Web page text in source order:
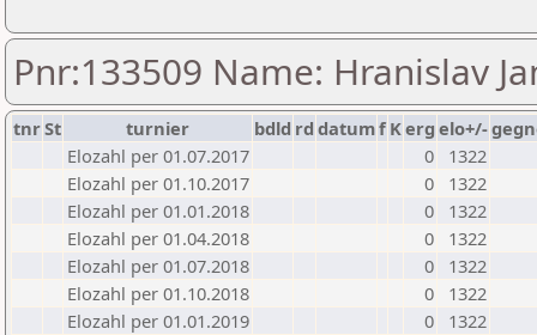
Pnr:133509 Name: Hranislav
tnrSt turnier bdld rd datumf Kerg elo+/-
Elozahl per 01.07.2017
0
1322
Elozahl per 01.10.2017
0
1322
Elozahl per 01.01.2018
0
1322
Elozahl per 01.04.2018
0
1322
Elozahl per 01.07.2018
0
1322
Elozahl per 01.10.2018
0
1322
Elozahl per 01.01.2019
0
1322